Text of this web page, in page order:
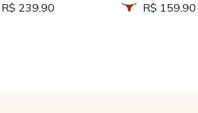
R$ 239,90 R$ 159,90